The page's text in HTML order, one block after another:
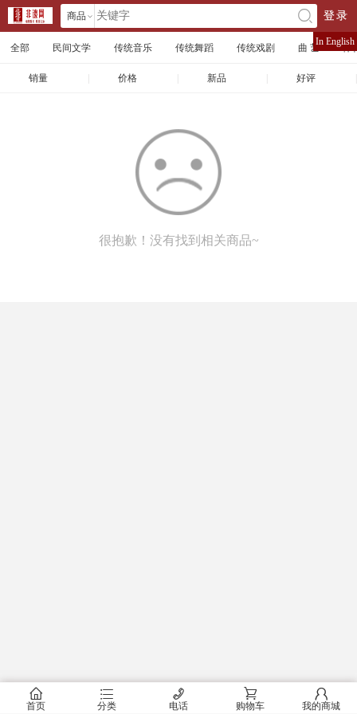
商品 󰄘 登录
全部 民间文学 传统音乐 传统舞蹈 传统戏剧 曲 艺 体
销量 价格 新品 好评
很抱歉！没有找到相关商品~
In English
󰂠
首页
󰂦
分类
󰄫
电话
󰂟
购物车
󰂢
我的商城